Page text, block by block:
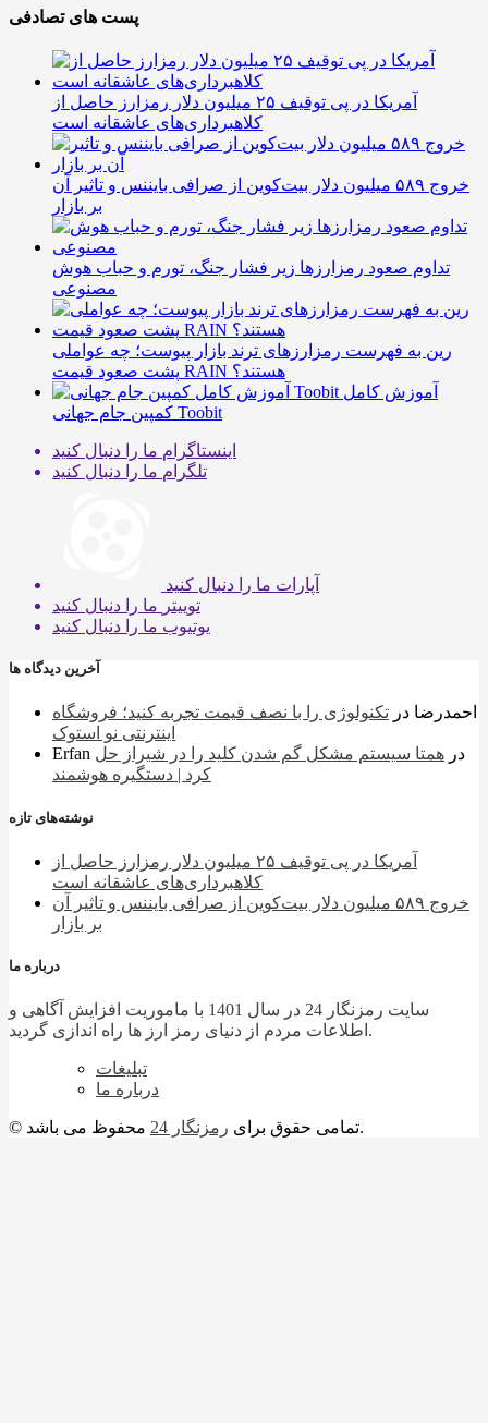
پست های تصادفی
آمریکا در پی توقیف ۲۵ میلیون دلار رمزارز حاصل از
کلاهبرداری‌های عاشقانه است
خروج ۵۸۹ میلیون دلار بیت‌کوین از صرافی بایننس و تاثیر آن
بر بازار
تداوم صعود رمزارزها زیر فشار جنگ، تورم و حباب هوش
مصنوعی
رین به فهرست رمزارزهای ترند بازار پیوست؛ چه عواملی
پشت صعود قیمت RAIN هستند؟
آموزش کامل
کمپین جام جهانی Toobit
اینستاگرام ما را دنبال کنید
تلگرام ما را دنبال کنید
آپارات ما را دنبال کنید
توییتر ما را دنبال کنید
یوتیوب ما را دنبال کنید
آخرین دیدگاه ها
احمدرضا در تکنولوژی را با نصف قیمت تجربه کنید؛ فروشگاه
اینترنتی نو استوک
Erfan
در همتا سیستم مشکل گم شدن کلید را در شیراز حل
کرد | دستگیره هوشمند
نوشته‌های تازه
آمریکا در پی توقیف ۲۵ میلیون دلار رمزارز حاصل از
کلاهبرداری‌های عاشقانه است
خروج ۵۸۹ میلیون دلار بیت‌کوین از صرافی بایننس و تاثیر آن
بر بازار
درباره ما
سایت رمزنگار 24 در سال 1401 با ماموریت افزایش آگاهی و
اطلاعات مردم از دنیای رمز ارز ها راه اندازی گردید.
تبلیغات
درباره ما
© تمامی حقوق برای رمزنگار 24 محفوظ می باشد.